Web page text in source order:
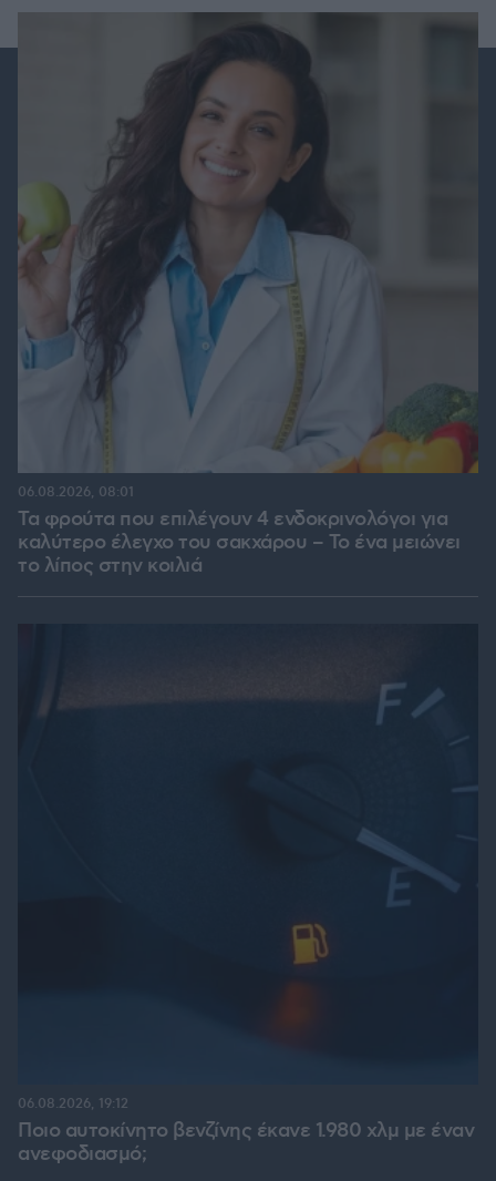
Τα φρούτα που επιλέγουν 4 ενδοκρινολόγοι για
καλύτερο έλεγχο του σακχάρου – Το ένα μειώνει
το λίπος στην κοιλιά
06.08.2026, 08:01
Ποιο αυτοκίνητο βενζίνης έκανε 1.980 χλμ με έναν
ανεφοδιασμό;
06.08.2026, 19:12